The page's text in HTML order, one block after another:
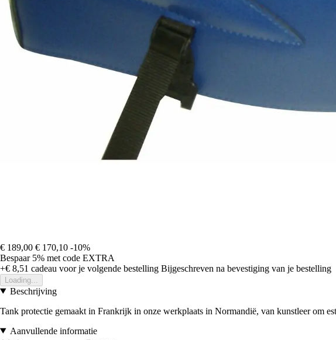
€ 189,00 € 170,10 -10%
Bespaar 5% met code EXTRA
+€ 8,51 cadeau voor je volgende bestelling Bijgeschreven na bevestiging van je bestelling
Loading...
Beschrijving
Tank protectie gemaakt in Frankrijk in onze werkplaats in Normandië, van kunstleer om
Aanvullende informatie